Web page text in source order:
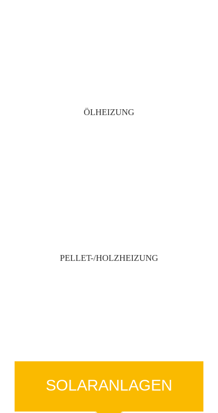
ÖLHEIZUNG
PELLET-/HOLZHEIZUNG
SOLARANLAGEN